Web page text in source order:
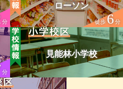
分
ローソン
徒歩6分
分
見能林小学校